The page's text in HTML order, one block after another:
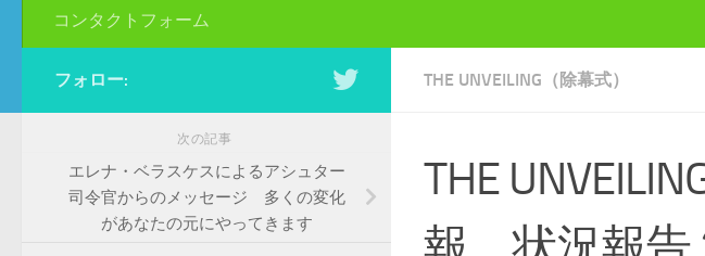
コンタクトフォーム
THE UNVEILING（除幕式）
THE
フォロー:
次の記事
エレナ・ベラスケスによるアシュター
司令官からのメッセージ 多くの変化
があなたの元にやってきます